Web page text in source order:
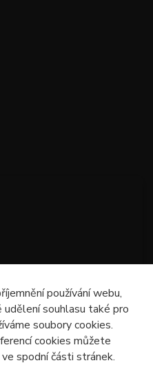
používání webu,
souhlasu také pro
soubory cookies.
cookies můžete
spodní části stránek.